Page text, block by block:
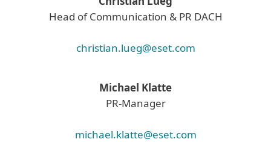
Head of Communication & PR DACH
christian.lueg@eset.com
Michael Klatte
PR-Manager
michael.klatte@eset.com